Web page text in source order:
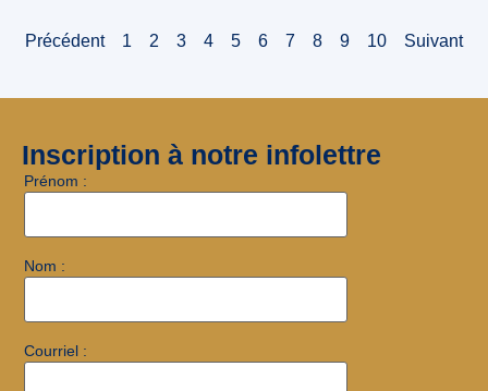
Précédent 1 2 3 4 5 6 7 8 9 10 Suivant
Inscription à notre infolettre
Prénom :
Nom :
Courriel :